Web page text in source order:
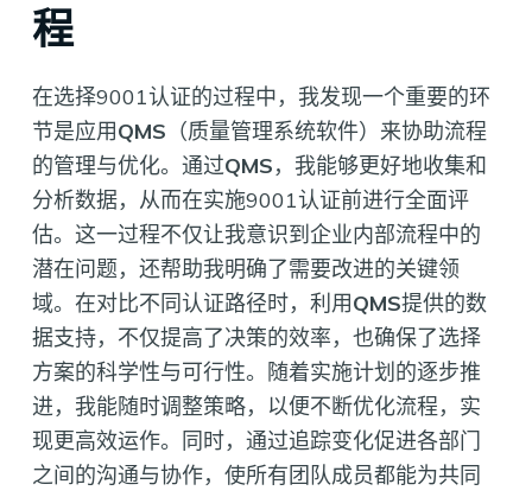
程
在选择9001认证的过程中，我发现一个重要的环
节是应用QMS （质量管理系统软件）来协助流程
的管理与优化。通过QMS，我能够更好地收集和
分析数据，从而在实施9001认证前进行全面评
估。这一过程不仅让我意识到企业内部流程中的
潜在问题，还帮助我明确了需要改进的关键领
域。在对比不同认证路径时，利用QMS提供的数
据支持，不仅提高了决策的效率，也确保了选择
方案的科学性与可行性。随着实施计划的逐步推
进，我能随时调整策略，以便不断优化流程，实
现更高效运作。同时，通过追踪变化促进各部门
之间的沟通与协作，使所有团队成员都能为共同